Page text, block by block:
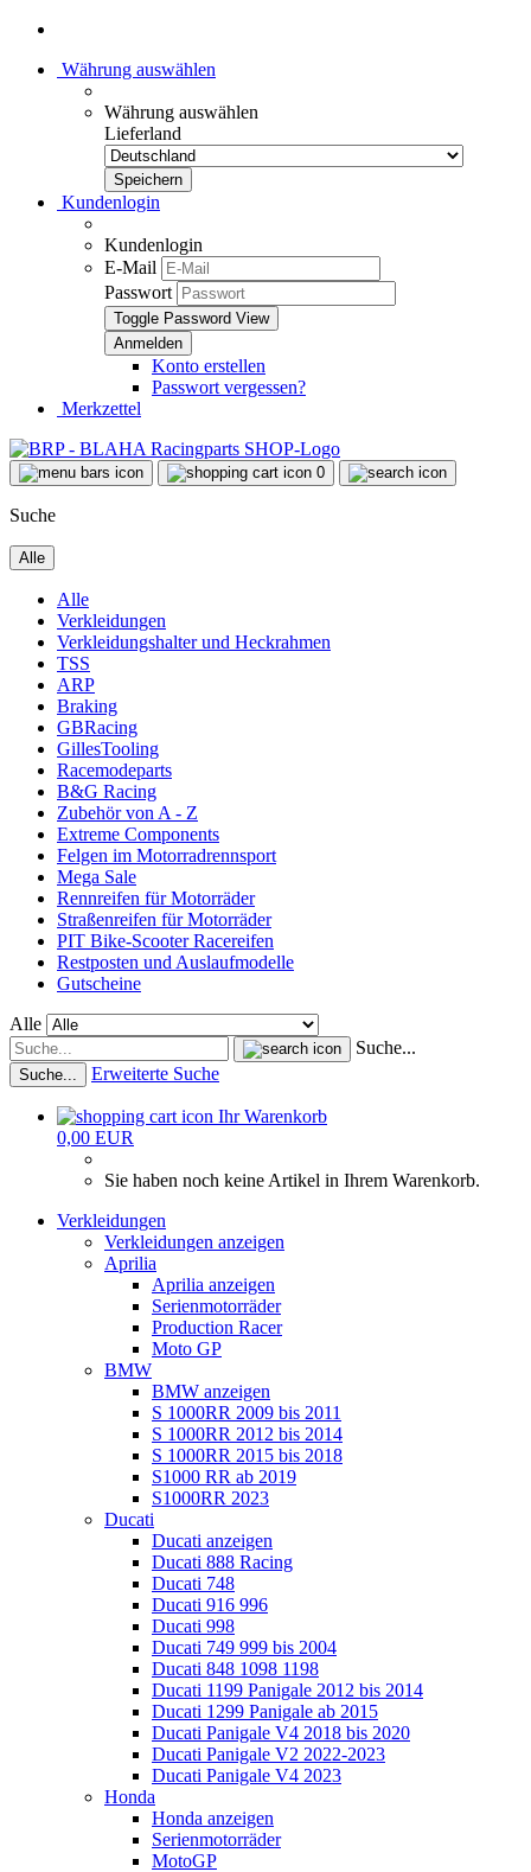
Währung auswählen
Währung auswählen
Lieferland
Kundenlogin
Kundenlogin
E-Mail
Passwort
Toggle Password View
Konto erstellen
Passwort vergessen?
Merkzettel
0
Suche
Alle
Alle
Verkleidungen
Verkleidungshalter und Heckrahmen
TSS
ARP
Braking
GBRacing
GillesTooling
Racemodeparts
B&G Racing
Zubehör von A - Z
Extreme Components
Felgen im Motorradrennsport
Mega Sale
Rennreifen für Motorräder
Straßenreifen für Motorräder
PIT Bike-Scooter Racereifen
Restposten und Auslaufmodelle
Gutscheine
Alle
Suche...
Suche... Erweiterte Suche
Ihr Warenkorb
0,00 EUR
Sie haben noch keine Artikel in Ihrem Warenkorb.
Verkleidungen
Verkleidungen anzeigen
Aprilia
Aprilia anzeigen
Serienmotorräder
Production Racer
Moto GP
BMW
BMW anzeigen
S 1000RR 2009 bis 2011
S 1000RR 2012 bis 2014
S 1000RR 2015 bis 2018
S1000 RR ab 2019
S1000RR 2023
Ducati
Ducati anzeigen
Ducati 888 Racing
Ducati 748
Ducati 916 996
Ducati 998
Ducati 749 999 bis 2004
Ducati 848 1098 1198
Ducati 1199 Panigale 2012 bis 2014
Ducati 1299 Panigale ab 2015
Ducati Panigale V4 2018 bis 2020
Ducati Panigale V2 2022-2023
Ducati Panigale V4 2023
Honda
Honda anzeigen
Serienmotorräder
MotoGP